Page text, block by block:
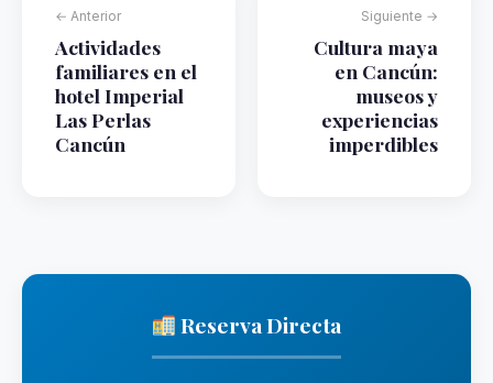
← Anterior
Actividades
familiares en el
hotel Imperial
Las Perlas
Cancún
Siguiente →
Cultura maya
en Cancún:
museos y
experiencias
imperdibles
Reserva Directa